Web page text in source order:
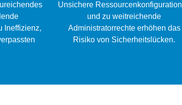
Ineffizienz,
Unsichere
und zu weitreichende
Administratorrechte erhöhen das
Risiko von Sicherheitslücken.